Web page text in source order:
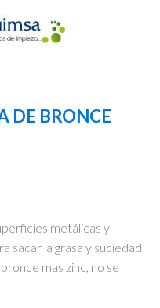
DE BRONCE
metálicas y
sacar la grasa y suciedad
mas zinc, no se